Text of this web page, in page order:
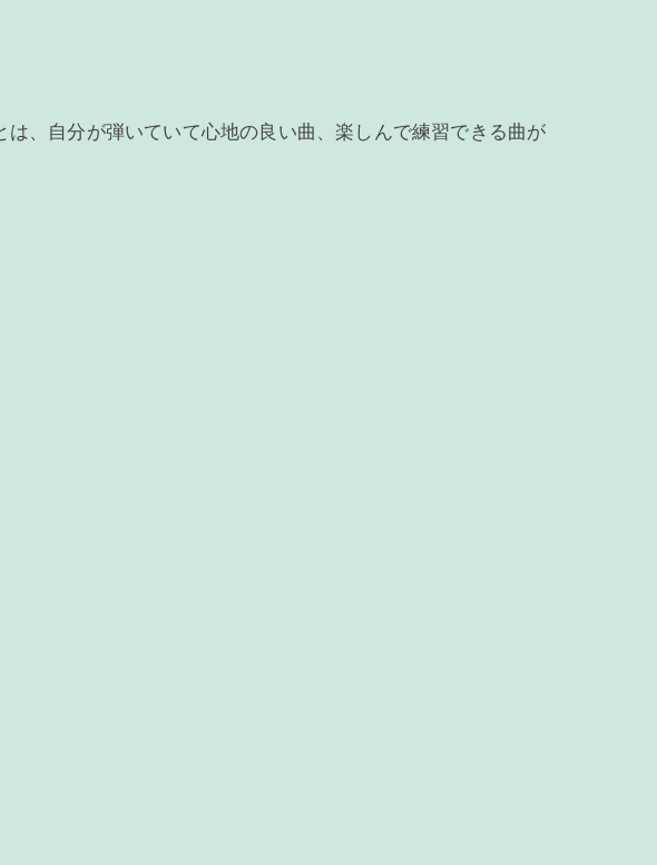
、自分が弾いていて心地の良い曲、楽しんで練習できる曲が